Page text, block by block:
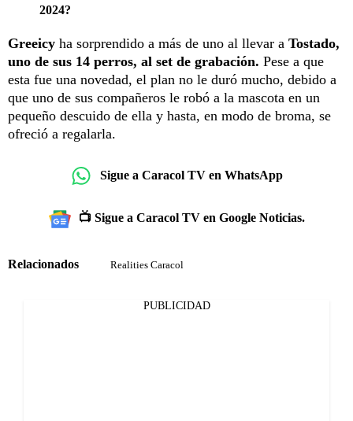
2024?
Greeicy ha sorprendido a más de uno al llevar a Tostado,
uno de sus 14 perros, al set de grabación. Pese a que
esta fue una novedad, el plan no le duró mucho, debido a
que uno de sus compañeros le robó a la mascota en un
pequeño descuido de ella y hasta, en modo de broma, se
ofreció a regalarla.
Sigue a Caracol TV en WhatsApp
📺 Sigue a Caracol TV en Google Noticias.
Relacionados Realities Caracol
PUBLICIDAD